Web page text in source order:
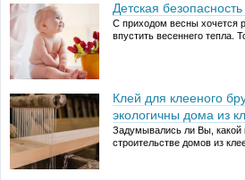
удивительный контраст,
Читать далее →
Детская
С приходом весны хочется
впустить весеннего тепла.
Читать далее →
Клей для клееного
экологичны дома из
Задумывались ли Вы, какой
строительстве домов из